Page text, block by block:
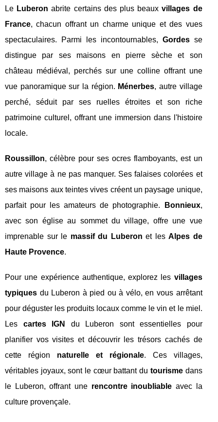
Le Luberon abrite certains des plus beauxvillages de
France, chacun offrant un charme unique et des vues
spectaculaires. Parmi les incontournables, Gordesse
distingue par ses maisons en pierre sèche et son
château médiéval, perchés sur une colline offrant une
vue panoramique sur la région. Ménerbes, autre village
perché, séduit par ses ruelles étroites et son riche
patrimoine culturel, offrant une immersion dans l'histoire
locale.
Roussillon, célèbre pour ses ocres flamboyants, est un
autre village à ne pas manquer. Ses falaises colorées et
ses maisons aux teintes vives créent un paysage unique,
parfait pour les amateurs de photographie.
Bonnieux,
avec son église au sommet du village, offre une vue
imprenable sur le massif du Luberon et lesAlpes de
Haute Provence.
Pour une expérience authentique, explorez les villages
typiques du Luberon à pied ou à vélo, en vous arrêtant
pour déguster les produits locaux comme le vin et le miel.
Les cartes IGN
du Luberon sont essentielles pour
planifier vos visites et découvrir les trésors cachés de
cette région naturelle et régionale. Ces villages,
véritables joyaux, sont le cœur battant du tourismedans
le Luberon, offrant une rencontre inoubliable avec la
culture provençale.